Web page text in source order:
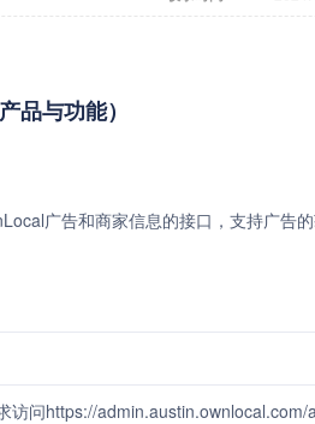
品与功能）
广告和商家信息的接口，支持广告
访问https://admin.austin.ownlocal.com/